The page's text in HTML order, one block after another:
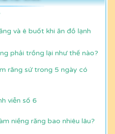
và ê buốt khi ăn đồ lạnh
phải trồng lại như thế nào?
răng sứ trong 5 ngày có
viễn số 6
niềng răng bao nhiêu lâu?